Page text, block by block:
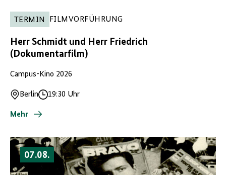
TERMIN FILMVORFÜHRUNG
Herr Schmidt und Herr Friedrich
(Dokumentarfilm)
Campus-Kino 2026
Ort
Berlin
Uhrzeit
19:30 Uhr
Mehr
07.08.